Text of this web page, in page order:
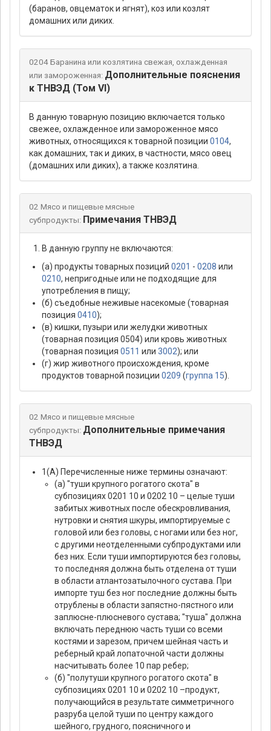
(баранов, овцематок и ягнят), коз или козлят
домашних или диких.
0204 Баранина или козлятина свежая, охлажденная
или замороженная: Дополнительные пояснения
к ТНВЭД (Том VI)
В данную товарную позицию включается только
свежее, охлажденное или замороженное мясо
животных, относящихся к товарной позиции 0104,
как домашних, так и диких, в частности, мясо овец
(домашних или диких), а также козлятина.
02 Мясо и пищевые мясные
субпродукты: Примечания ТНВЭД
В данную группу не включаются:
(а) продукты товарных позиций 0201 - 0208 или
0210, непригодные или не подходящие для
употребления в пищу;
(б) съедобные неживые насекомые (товарная
позиция 0410);
(в) кишки, пузыри или желудки животных
(товарная позиция 0504) или кровь животных
(товарная позиция 0511 или 3002); или
(г) жир животного происхождения, кроме
продуктов товарной позиции 0209 (группа 15).
02 Мясо и пищевые мясные
субпродукты: Дополнительные примечания
ТНВЭД
1(А) Перечисленные ниже термины означают:
(а) "туши крупного рогатого скота" в
субпозициях 0201 10 и 0202 10 – целые туши
забитых животных после обескровливания,
нутровки и снятия шкуры, импортируемые с
головой или без головы, с ногами или без ног,
с другими неотделенными субпродуктами или
без них. Если туши импортируются без головы,
то последняя должна быть отделена от туши
в области атлантозатылочного сустава. При
импорте туш без ног последние должны быть
отрублены в области запястно-пястного или
заплюсне-плюсневого сустава; "туша" должна
включать переднюю часть туши со всеми
костями и зарезом, причем шейная часть и
реберный край лопаточной части должны
насчитывать более 10 пар ребер;
(б) "полутуши крупного рогатого скота" в
субпозициях 0201 10 и 0202 10 –продукт,
получающийся в результате симметричного
разруба целой туши по центру каждого
шейного, грудного, поясничного и